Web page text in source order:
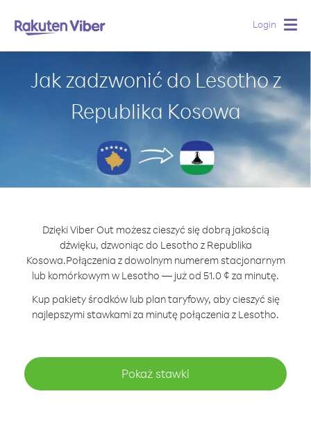
Login
Jak zadzwonić do Lesotho z
Republika Kosowa
Dzięki Viber Out możesz cieszyć się dobrą jakością
dźwięku, dzwoniąc do Lesotho z Republika
Kosowa.Połączenia z dowolnym numerem stacjonarnym
lub komórkowym w Lesotho — już od 51.0 ¢ za minutę.
Kup pakiety środków lub plan taryfowy, aby cieszyć się
najlepszymi stawkami za minutę połączenia z Lesotho.
Pokaż stawki